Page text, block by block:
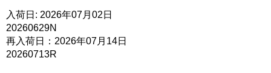
入荷日: 2026年07月02日
20260629N
再入荷日：2026年07月14日
20260713R